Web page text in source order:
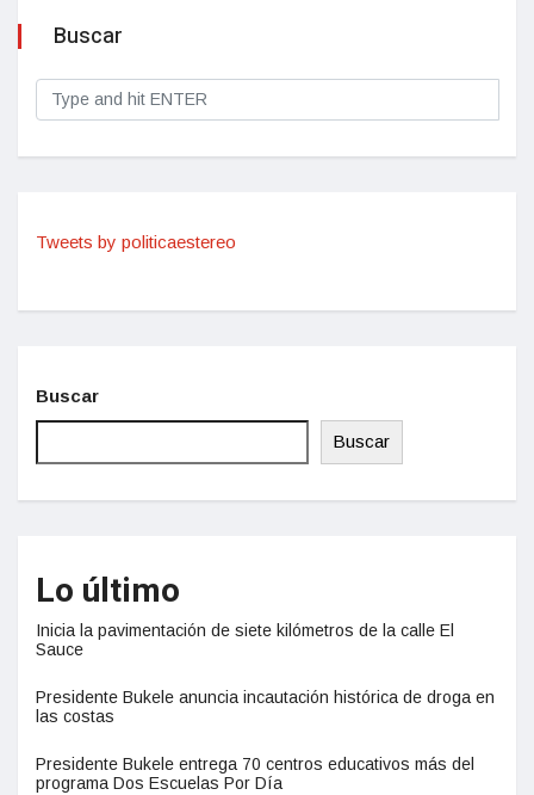
Buscar
Tweets by politicaestereo
Buscar
Buscar
Lo último
Inicia la pavimentación de siete kilómetros de la calle El
Sauce
Presidente Bukele anuncia incautación histórica de droga en
las costas
Presidente Bukele entrega 70 centros educativos más del
programa Dos Escuelas Por Día